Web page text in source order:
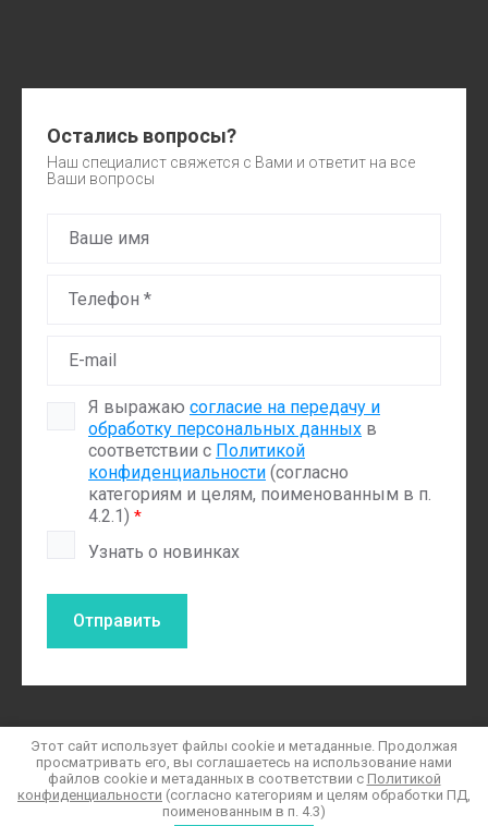
Остались вопросы?
Наш специалист свяжется с Вами и ответит на все
Ваши вопросы
Я выражаю согласие на передачу и
обработку персональных данных в
соответствии с Политикой
конфиденциальности (согласно
категориям и целям, поименованным в п.
4.2.1) *
Узнать о новинках
Отправить
2023 Элемент
Политика конфиденциальности
Этот сайт использует файлы cookie и метаданные. Продолжая
просматривать его, вы соглашаетесь на использование нами
файлов cookie и метаданных в соответствии с Политикой
конфиденциальности (согласно категориям и целям обработки ПД,
поименованным в п. 4.3)